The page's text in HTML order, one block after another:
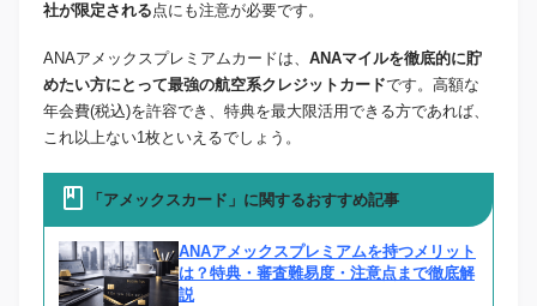
社が限定される点にも注意が必要です。
ANAアメックスプレミアムカードは、 ANAマイルを徹底的に貯
めたい方にとって最強の航空系クレジットカードです。高額な
年会費(税込)を許容でき、特典を最大限活用できる方であれば、
これ以上ない1枚といえるでしょう。
「アメックスカード」に関するおすすめ記事
ANAアメックスプレミアムを持つメリット
は？特典・審査難易度・注意点まで徹底解
説